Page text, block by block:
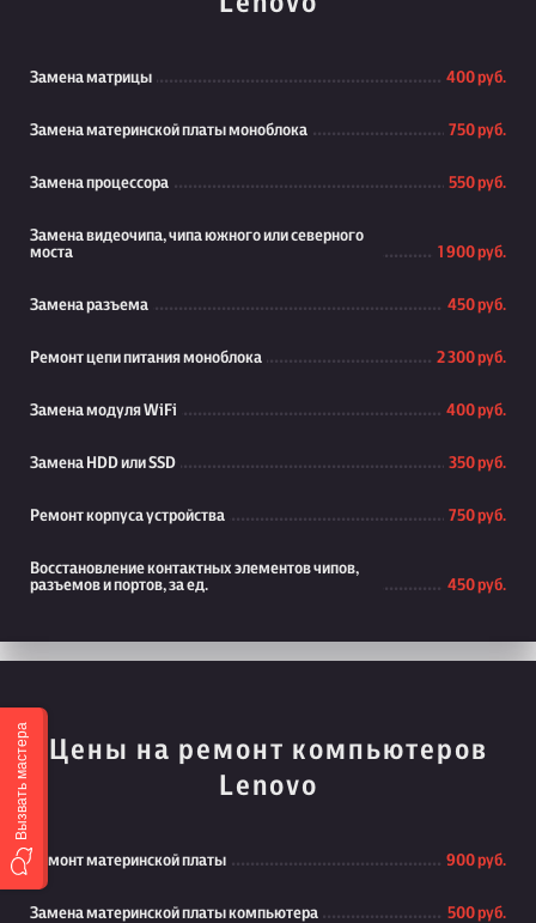
Замена матрицы 400 руб.
Замена материнской платы моноблока 750 руб.
Замена процессора 550 руб.
Замена видеочипа, чипа южного или северного
моста
1 900 руб.
Замена разъема 450 руб.
Ремонт цепи питания моноблока 2 300 руб.
Замена модуля WiFi 400 руб.
Замена HDD или SSD 350 руб.
Ремонт корпуса устройства 750 руб.
Восстановление контактных элементов чипов,
разъемов и портов, за ед.
450 руб.
Цены на ремонт компьютеров
Lenovo
Ремонт материнской платы 900 руб.
Замена материнской платы компьютера 500 руб.
Вызвать мастера